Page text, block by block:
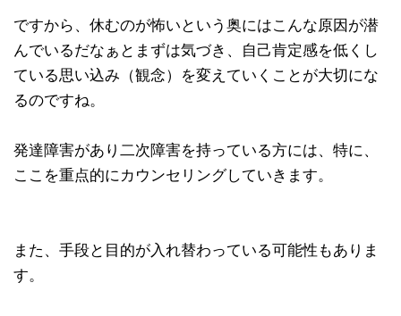
ですから、休むのが怖いという奥にはこんな原因が潜
んでいるだなぁとまずは気づき、自己肯定感を低くし
ている思い込み（観念）を変えていくことが大切にな
るのですね。
発達障害があり二次障害を持っている方には、特に、
ここを重点的にカウンセリングしていきます。
また、手段と目的が入れ替わっている可能性もありま
す。